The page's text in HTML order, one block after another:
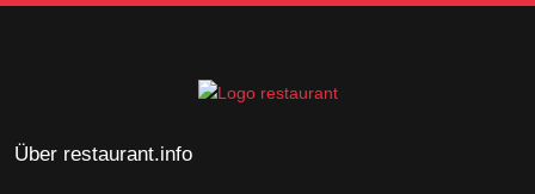
Über restaurant.info